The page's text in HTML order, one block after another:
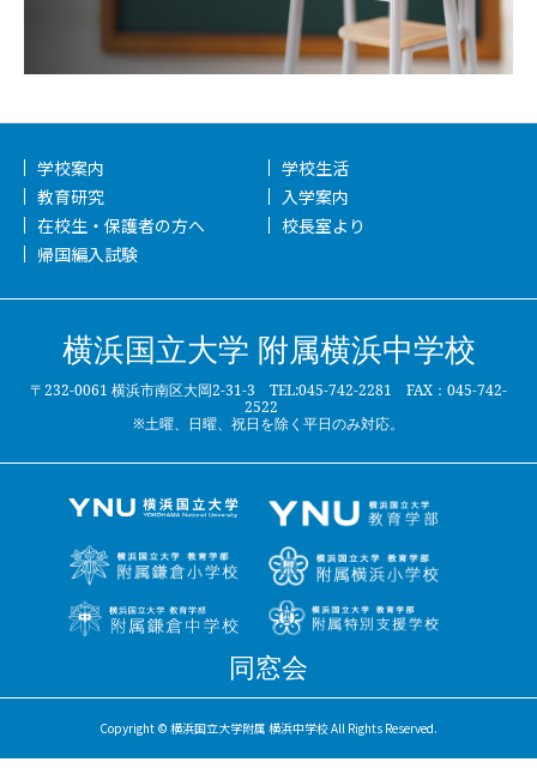
学校案内
学校生活
教育研究
入学案内
在校生・保護者の方へ
校長室より
帰国編入試験
横浜国立大学 附属横浜中学校
〒232-0061 横浜市南区大岡2-31-3 TEL:045-742-2281 FAX：045-742-
2522
※土曜、日曜、祝日を除く平日のみ対応。
同窓会
Copyright © 横浜国立大学附属 横浜中学校 All Rights Reserved.